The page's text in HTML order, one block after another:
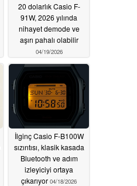
20 dolarlık Casio F-
91W, 2026 yılında
nihayet demode ve
aşırı pahalı olabilir
04/19/2026
İlginç Casio F-B100W
sızıntısı, klasik kasada
Bluetooth ve adım
izleyiciyi ortaya
çıkarıyor 04/18/2026